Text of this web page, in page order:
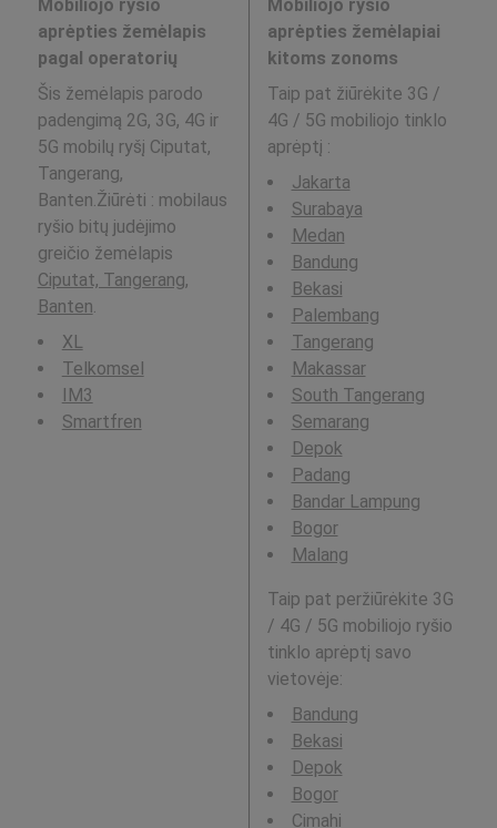
Mobiliojo ryšio
aprėpties žemėlapis
pagal operatorių
Šis žemėlapis parodo
padengimą 2G, 3G, 4G ir
5G mobilų ryšį Ciputat,
Tangerang,
Banten.Žiūrėti : mobilaus
ryšio bitų judėjimo
greičio žemėlapis
Ciputat, Tangerang,
Banten
XL
Telkomsel
IM3
Smartfren
Mobiliojo ryšio
aprėpties žemėlapiai
kitoms zonoms
Taip pat žiūrėkite 3G /
4G / 5G mobiliojo tinklo
aprėptį :
Jakarta
Surabaya
Medan
Bandung
Bekasi
Palembang
Tangerang
Makassar
South Tangerang
Semarang
Depok
Padang
Bandar Lampung
Bogor
Malang
Taip pat peržiūrėkite 3G
/ 4G / 5G mobiliojo ryšio
tinklo aprėptį savo
vietovėje:
Bandung
Bekasi
Depok
Bogor
Cimahi